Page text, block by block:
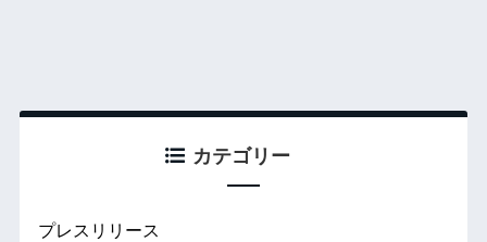
カテゴリー
プレスリリース